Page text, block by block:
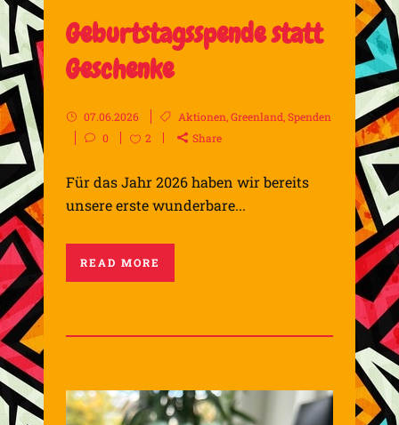
Geburtstagsspende statt
Geschenke
07.06.2026 Aktionen,Greenland,Spenden
0
2 Share
Für das Jahr 2026 haben wir bereits
unsere erste wunderbare...
READ MORE